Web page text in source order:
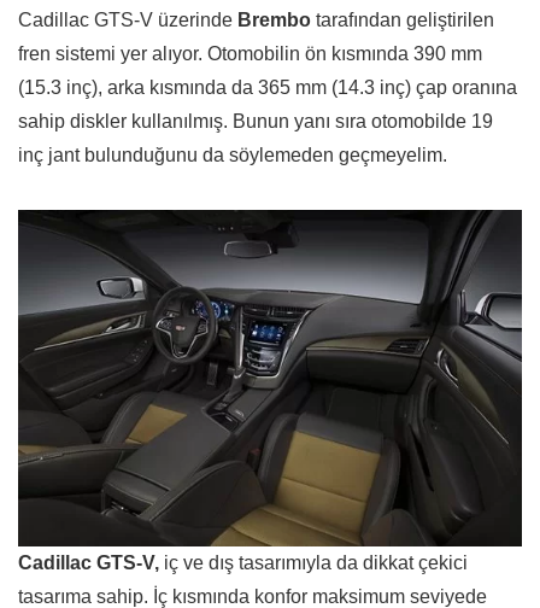
Cadillac GTS-V üzerinde Brembo tarafından geliştirilen
fren sistemi yer alıyor. Otomobilin ön kısmında 390 mm
(15.3 inç), arka kısmında da 365 mm (14.3 inç) çap oranına
sahip diskler kullanılmış. Bunun yanı sıra otomobilde 19
inç jant bulunduğunu da söylemeden geçmeyelim.
Cadillac GTS-V, iç ve dış tasarımıyla da dikkat çekici
tasarıma sahip. İç kısmında konfor maksimum seviyede